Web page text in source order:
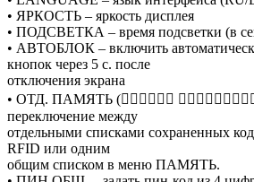
• ЯРКОСТЬ – яркость дисплея
• ПОДСВЕТКА – время подсветки (в
• АВТОБЛОК – включить
кнопок через 5 с. после
отключения экрана
• ОТД. ПАМЯТЬ (􀉬􀉨􀉥􀉶􀉤􀉨
переключение между
отдельными списками сохраненных
RFID или одним
общим списком в меню ПАМЯТЬ.